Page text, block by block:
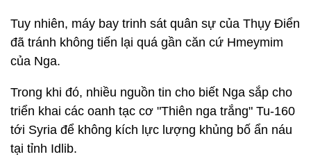
Tuy nhiên, máy bay trinh sát quân sự của Thụy Điển
đã tránh không tiến lại quá gần căn cứ Hmeymim
của Nga.
Trong khi đó, nhiều nguồn tin cho biết Nga sắp cho
triển khai các oanh tạc cơ "Thiên nga trắng" Tu-160
tới Syria để không kích lực lượng khủng bố ẩn náu
tại tỉnh Idlib.